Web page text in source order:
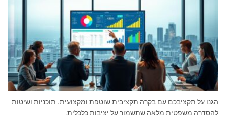
הגנו על תקציבכם עם בקרה תקציבית שוטפת ומקצועית. תוכניות ושיטות
להסדרה משפטית מלאה שתשמור על יציבות כלכלית.